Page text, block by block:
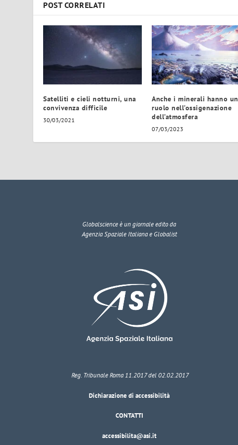
POST CORRELATI
Satelliti e cieli notturni, una
convivenza difficile
30/03/2021
Anche i minerali hanno un
ruolo nell’ossigenazione
dell’atmosfera
07/03/2023
Globalscienceè un giornale edito da
Agenzia Spaziale Italiana e Globalist
Reg. Tribunale Roma 11.2017 del 02.02.2017
Dichiarazione di accessibilità
CONTATTI
accessibilita@asi.it